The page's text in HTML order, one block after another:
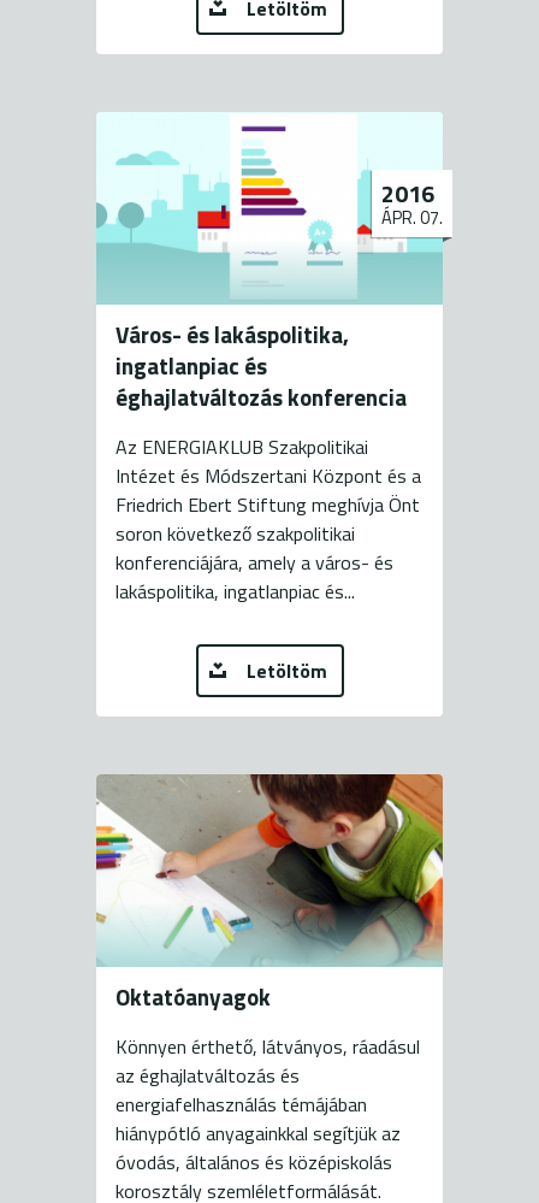
Letöltöm
Város- és lakáspolitika,
ingatlanpiac és
éghajlatváltozás konferencia
2016
ÁPR. 07.
Az ENERGIAKLUB Szakpolitikai
Intézet és Módszertani Központ és a
Friedrich Ebert Stiftung meghívja Önt
soron következő szakpolitikai
konferenciájára, amely a város- és
lakáspolitika, ingatlanpiac és...
Letöltöm
Oktatóanyagok
Könnyen érthető, látványos, ráadásul
az éghajlatváltozás és
energiafelhasználás témájában
hiánypótló anyagainkkal segítjük az
óvodás, általános és középiskolás
korosztály szemléletformálását.